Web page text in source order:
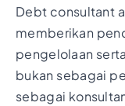
Debt consultant
memberikan
pengelolaan
bukan sebagai
sebagai